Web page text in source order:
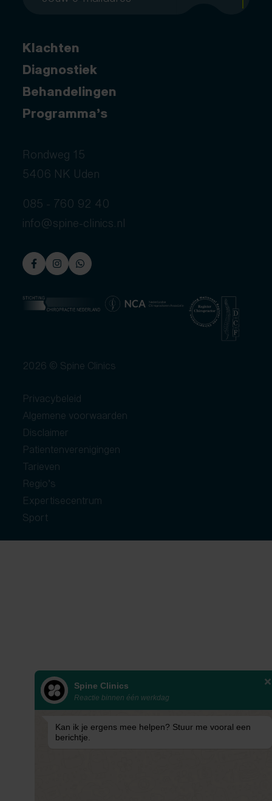
Klachten
Diagnostiek
Behandelingen
Programma’s
Rondweg 15
5406 NK Uden
085 - 760 92 40
info@spine-clinics.nl
2026 © Spine Clinics
Privacybeleid
Algemene voorwaarden
Disclaimer
Patientenverenigingen
Tarieven
Regio’s
Expertisecentrum
Sport
Spine Clinics
Reactie binnen één werkdag
Kan ik je ergens mee helpen? Stuur me vooral een
berichtje.